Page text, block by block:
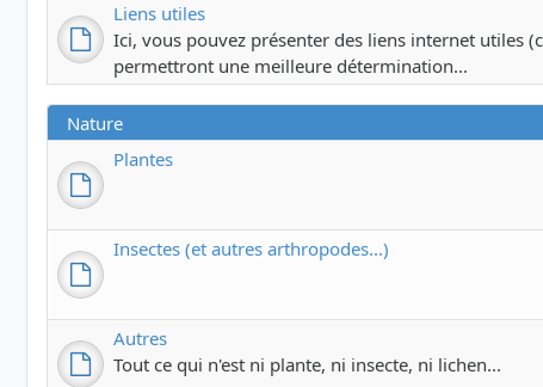
Liens utiles
Ici, vous pouvez présenter des liens internet utiles
permettront une meilleure détermination...
Nature
Plantes
Insectes (et autres arthropodes...)
Autres
Tout ce qui n'est ni plante, ni insecte, ni lichen...